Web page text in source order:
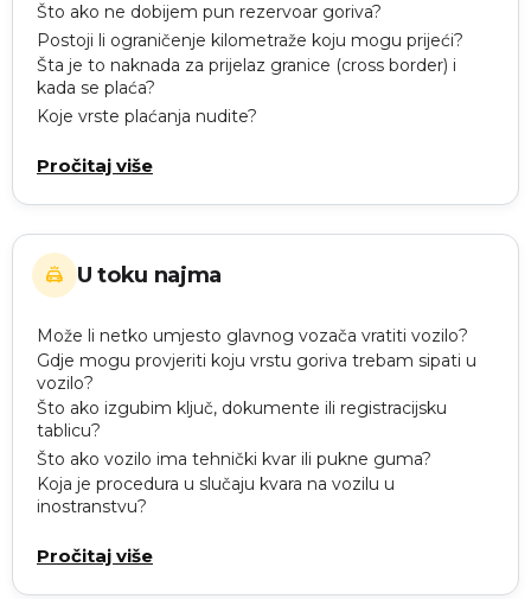
Što ako ne dobijem pun rezervoar goriva?
Postoji li ograničenje kilometraže koju mogu prijeći?
Šta je to naknada za prijelaz granice (cross border) i
kada se plaća?
Koje vrste plaćanja nudite?
Pročitaj više
U toku najma
Može li netko umjesto glavnog vozača vratiti vozilo?
Gdje mogu provjeriti koju vrstu goriva trebam sipati u
vozilo?
Što ako izgubim ključ, dokumente ili registracijsku
tablicu?
Što ako vozilo ima tehnički kvar ili pukne guma?
Koja je procedura u slučaju kvara na vozilu u
inostranstvu?
Pročitaj više